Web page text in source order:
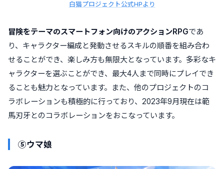
白猫プロジェクト公式HPより
冒険をテーマのスマートフォン向けのアクションRPGであ
り、キャラクター編成と発動させるスキルの順番を組み合わ
せることができ、楽しみ方も無限大となっています。多彩なキ
ャラクターを選ぶことができ、最大4人まで同時にプレイでき
ることも魅力となっています。また、他のプロジェクトのコ
ラボレーションも積極的に行っており、2023年9月現在は範
馬刃牙とのコラボレーションをおこなっています。
⑤ウマ娘